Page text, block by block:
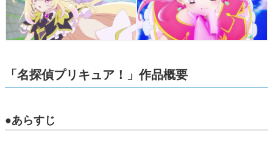
「名探偵プリキュア！」作品概要
●あらすじ